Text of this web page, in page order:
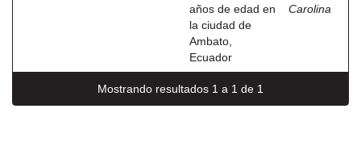
años de edad en
la ciudad de
Ambato,
Ecuador
Carolina
Mostrando resultados 1 a 1 de 1